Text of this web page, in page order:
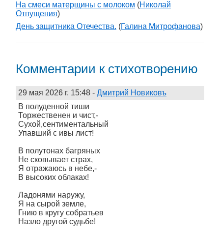
На смеси матерщины с молоком (Николай
Отпущения)
День защитника Отечества. (Галина Митрофанова)
Комментарии к стихотворению
29 мая 2026 г. 15:48 - Дмитрий Новиковъ
­­­­В полуденной тиши
Торжественен и чист,-
Сухой,сентиментальный
Упавший с ивы лист!
В полутонах багряных
Не сковывает страх,
Я отражаюсь в небе,-
В высоких облаках!
Ладонями наружу,
Я на сырой земле,
Гнию в кругу собратьев
Назло другой судьбе!